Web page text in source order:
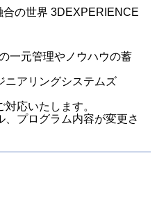
の世界 3DEXPERIENCE
一元管理やノウハウの蓄
ニアリングシステムズ
応いたします。
プログラム内容が変更さ